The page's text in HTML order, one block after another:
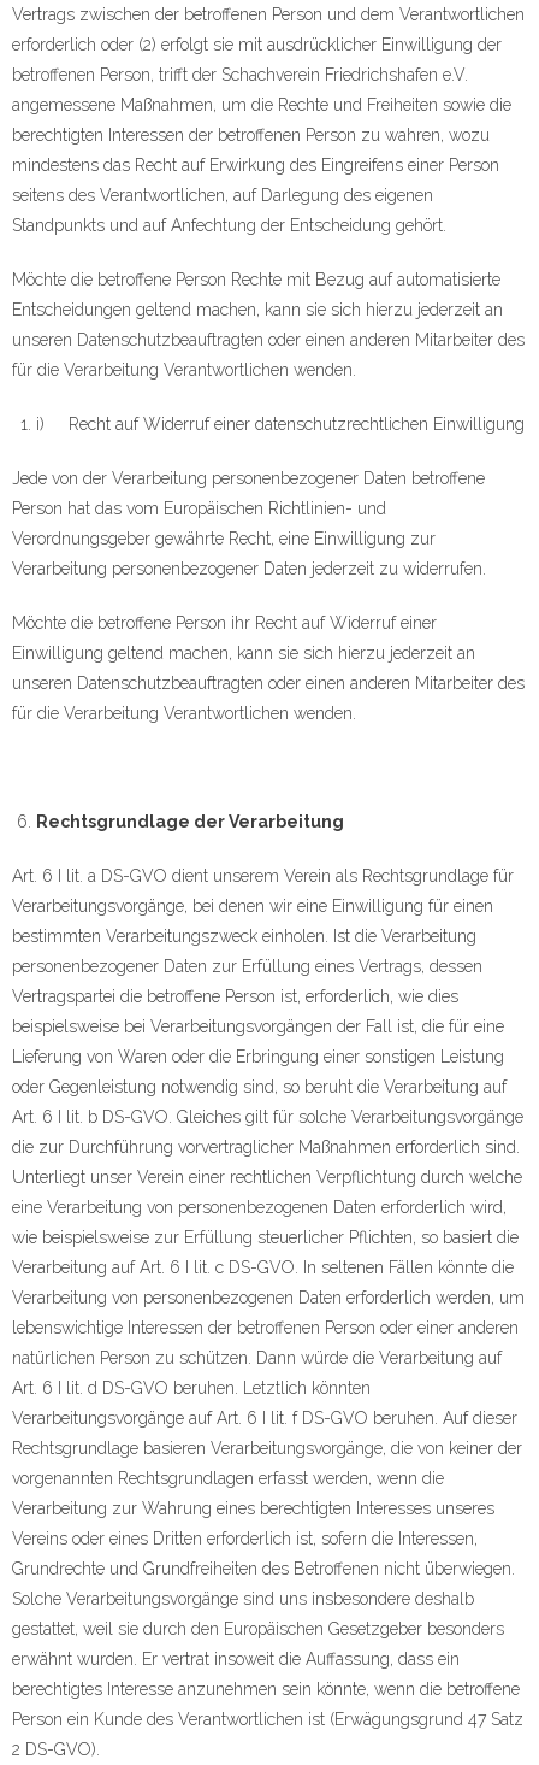
Vertrags zwischen der betroffenen Person und dem Verantwortlichen
erforderlich oder (2) erfolgt sie mit ausdrücklicher Einwilligung der
betroffenen Person, trifft der Schachverein Friedrichshafen e.V.
angemessene Maßnahmen, um die Rechte und Freiheiten sowie die
berechtigten Interessen der betroffenen Person zu wahren, wozu
mindestens das Recht auf Erwirkung des Eingreifens einer Person
seitens des Verantwortlichen, auf Darlegung des eigenen
Standpunkts und auf Anfechtung der Entscheidung gehört.
Möchte die betroffene Person Rechte mit Bezug auf automatisierte
Entscheidungen geltend machen, kann sie sich hierzu jederzeit an
unseren Datenschutzbeauftragten oder einen anderen Mitarbeiter des
für die Verarbeitung Verantwortlichen wenden.
i) Recht auf Widerruf einer datenschutzrechtlichen Einwilligung
Jede von der Verarbeitung personenbezogener Daten betroffene
Person hat das vom Europäischen Richtlinien- und
Verordnungsgeber gewährte Recht, eine Einwilligung zur
Verarbeitung personenbezogener Daten jederzeit zu widerrufen.
Möchte die betroffene Person ihr Recht auf Widerruf einer
Einwilligung geltend machen, kann sie sich hierzu jederzeit an
unseren Datenschutzbeauftragten oder einen anderen Mitarbeiter des
für die Verarbeitung Verantwortlichen wenden.
Rechtsgrundlage der Verarbeitung
Art. 6 I lit. a DS-GVO dient unserem Verein als Rechtsgrundlage für
Verarbeitungsvorgänge, bei denen wir eine Einwilligung für einen
bestimmten Verarbeitungszweck einholen. Ist die Verarbeitung
personenbezogener Daten zur Erfüllung eines Vertrags, dessen
Vertragspartei die betroffene Person ist, erforderlich, wie dies
beispielsweise bei Verarbeitungsvorgängen der Fall ist, die für eine
Lieferung von Waren oder die Erbringung einer sonstigen Leistung
oder Gegenleistung notwendig sind, so beruht die Verarbeitung auf
Art. 6 I lit. b DS-GVO. Gleiches gilt für solche Verarbeitungsvorgänge
die zur Durchführung vorvertraglicher Maßnahmen erforderlich sind.
Unterliegt unser Verein einer rechtlichen Verpflichtung durch welche
eine Verarbeitung von personenbezogenen Daten erforderlich wird,
wie beispielsweise zur Erfüllung steuerlicher Pflichten, so basiert die
Verarbeitung auf Art. 6 I lit. c DS-GVO. In seltenen Fällen könnte die
Verarbeitung von personenbezogenen Daten erforderlich werden, um
lebenswichtige Interessen der betroffenen Person oder einer anderen
natürlichen Person zu schützen. Dann würde die Verarbeitung auf
Art. 6 I lit. d DS-GVO beruhen. Letztlich könnten
Verarbeitungsvorgänge auf Art. 6 I lit. f DS-GVO beruhen. Auf dieser
Rechtsgrundlage basieren Verarbeitungsvorgänge, die von keiner der
vorgenannten Rechtsgrundlagen erfasst werden, wenn die
Verarbeitung zur Wahrung eines berechtigten Interesses unseres
Vereins oder eines Dritten erforderlich ist, sofern die Interessen,
Grundrechte und Grundfreiheiten des Betroffenen nicht überwiegen.
Solche Verarbeitungsvorgänge sind uns insbesondere deshalb
gestattet, weil sie durch den Europäischen Gesetzgeber besonders
erwähnt wurden. Er vertrat insoweit die Auffassung, dass ein
berechtigtes Interesse anzunehmen sein könnte, wenn die betroffene
Person ein Kunde des Verantwortlichen ist (Erwägungsgrund 47 Satz
2 DS-GVO).